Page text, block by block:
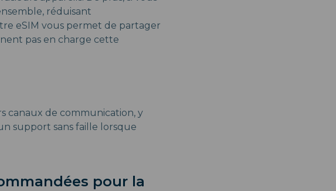
réduisant
eSIM vous permet de partager
pas en charge cette
canaux de communication, y
support sans faille lorsque
pour la